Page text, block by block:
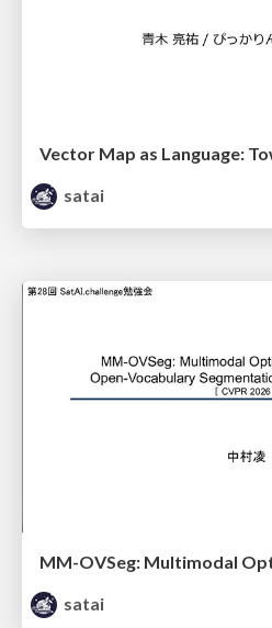
satai
satai